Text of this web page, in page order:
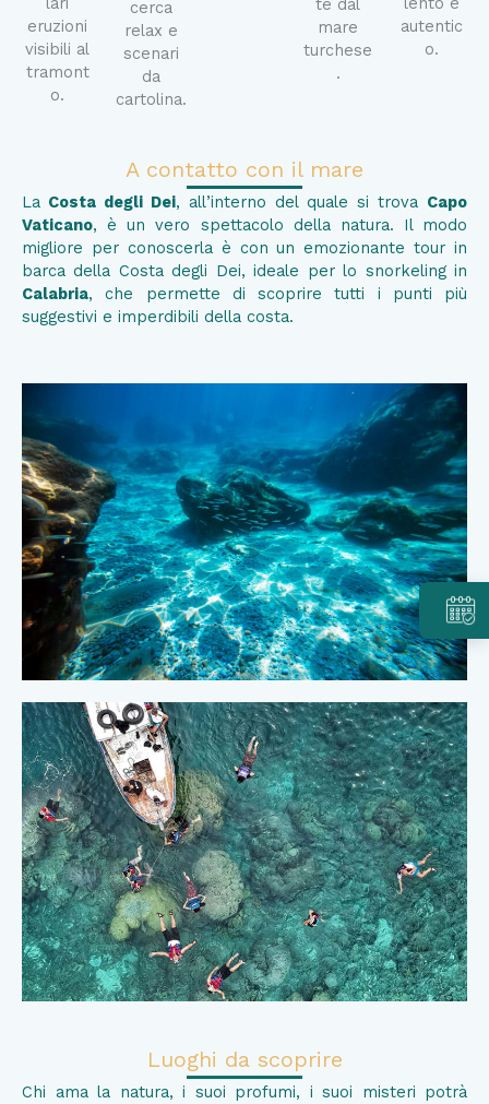
eruzioni
visibili al
tramont
o.
cerca
relax e
scenari
da
cartolina.
te dal
mare
turchese
.
autentic
o.
A contatto con il mare
La Costa degli Dei, all’interno del quale si trova Capo
Vaticano, è un vero spettacolo della natura. Il modo
migliore per conoscerla è con un emozionante tour in
barca della Costa degli Dei, ideale per lo snorkeling in
Calabria, che permette di scoprire tutti i punti più
suggestivi e imperdibili della costa.
Luoghi da scoprire
Chi ama la natura, i suoi profumi, i suoi misteri potrà